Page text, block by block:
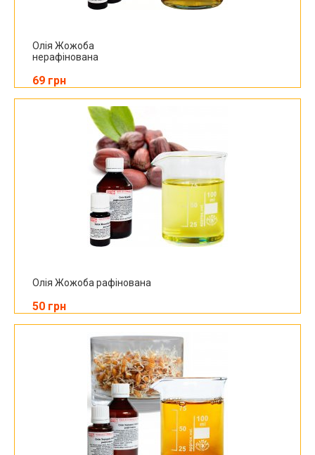
Олія Жожоба
нерафінована
69 грн
Олія Жожоба рафінована
50 грн